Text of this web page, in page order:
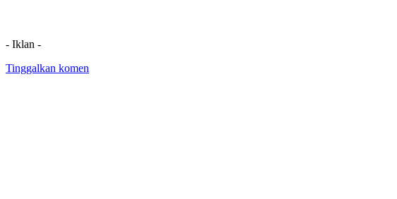
- Iklan -
Tinggalkan komen